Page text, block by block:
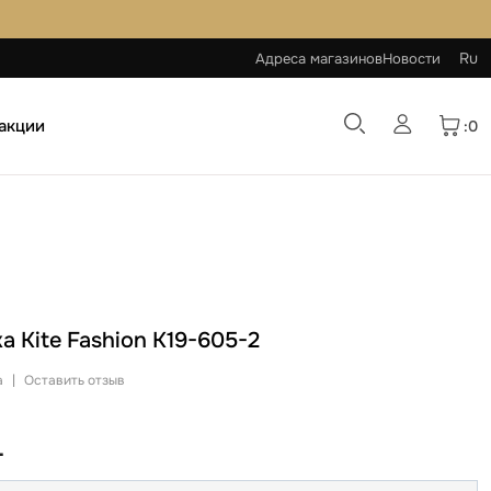
Адреса магазиновНовости Ru
:0
Kite Fashion K19-605-2
| Оставить отзыв